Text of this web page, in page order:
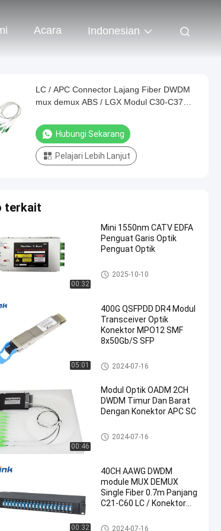
Acara Indonesian
LC / APC Connector Lajang Fiber DWDM
mux demux ABS / LGX Modul C30-C37
Hubungi Sekarang
Pelajari Lebih Lanjut
terkait
00:32
Mini 1550nm CATV EDFA
Penguat Garis Optik
Penguat Optik
DWDM mux demux
2025-10-10
05:01
400G QSFPDD DR4 Modul
Transceiver Optik
Konektor MPO12 SMF
8x50Gb/S SFP
Modul Transceiver optik
2024-07-16
00:46
Modul Optik OADM 2CH
DWDM Timur Dan Barat
Dengan Konektor APC SC
DWDM mux demux
2024-07-16
00:32
40CH AAWG DWDM
module MUX DEMUX
Single Fiber 0.7m Panjang
C21-C60 LC / Konektor
DWDM mux demux
2024-07-16